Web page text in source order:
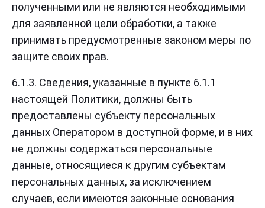
полученными или не являются необходимыми
для заявленной цели обработки, а также
принимать предусмотренные законом меры по
защите своих прав.
6.1.3. Сведения, указанные в пункте 6.1.1
настоящей Политики, должны быть
предоставлены субъекту персональных
данных Оператором в доступной форме, и в них
не должны содержаться персональные
данные, относящиеся к другим субъектам
персональных данных, за исключением
случаев, если имеются законные основания